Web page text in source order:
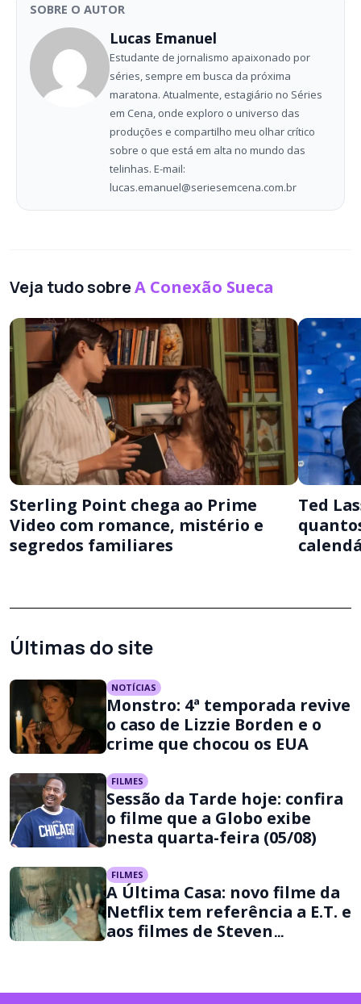
SOBRE O AUTOR
Lucas Emanuel
Estudante de jornalismo apaixonado por
séries, sempre em busca da próxima
maratona. Atualmente, estagiário no Séries
em Cena, onde exploro o universo das
produções e compartilho meu olhar crítico
sobre o que está em alta no mundo das
telinhas. E-mail:
lucas.emanuel@seriesemcena.com.br
Veja tudo sobreA Conexão Sueca
Sterling Point chega ao Prime
Video com romance, mistério e
segredos familiares
Ted
Últimas do site
NOTÍCIAS
Monstro: 4ª temporada revive
o caso de Lizzie Borden e o
crime que chocou os EUA
FILMES
Sessão da Tarde hoje: confira
o filme que a Globo exibe
nesta quarta-feira (05/08)
FILMES
A Última Casa: novo filme da
Netflix tem referência a E.T. e
aos filmes de Steven